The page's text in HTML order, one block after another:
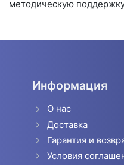
методическую
Информация
О нас
Доставка
Гарантия и
Условия